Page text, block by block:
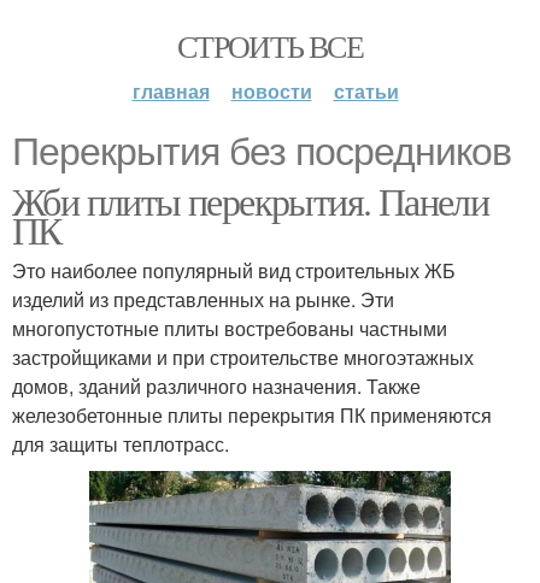
СТРОИТЬ ВСЕ
главная новости статьи
Перекрытия без посредников
Жби плиты перекрытия. Панели
ПК
Это наиболее популярный вид строительных ЖБ
изделий из представленных на рынке. Эти
многопустотные плиты востребованы частными
застройщиками и при строительстве многоэтажных
домов, зданий различного назначения. Также
железобетонные плиты перекрытия ПК применяются
для защиты теплотрасс.